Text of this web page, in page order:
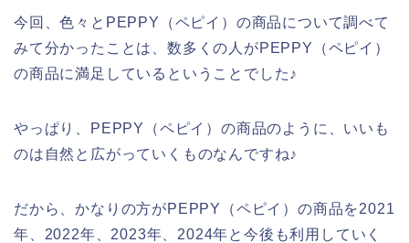
今回、色々とPEPPY（ペピイ）の商品について調べて
みて分かったことは、数多くの人がPEPPY（ペピイ）
の商品に満足しているということでした♪
やっぱり、PEPPY（ペピイ）の商品のように、いいも
のは自然と広がっていくものなんですね♪
だから、かなりの方がPEPPY（ペピイ）の商品を2021
年、2022年、2023年、2024年と今後も利用していく